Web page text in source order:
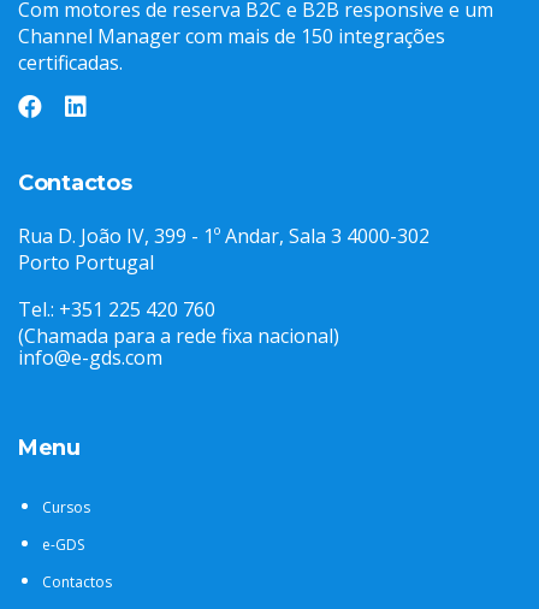
Com motores de reserva B2C e B2B responsive e um
Channel Manager com mais de 150 integrações
certificadas.
Contactos
Rua D. João IV, 399 - 1º Andar, Sala 3 4000-302
Porto Portugal
Tel.: +351 225 420 760
(Chamada para a rede fixa nacional)
info@e-gds.com
Menu
Cursos
e-GDS
Contactos